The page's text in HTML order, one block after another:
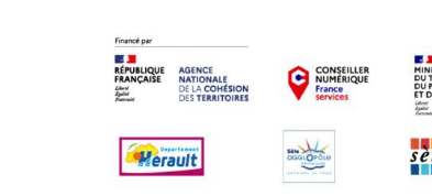
o
n
É
è
n